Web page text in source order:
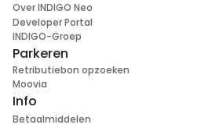
Over INDIGO Neo
Developer Portal
INDIGO-Groep
Parkeren
Retributiebon opzoeken
Moovia
Info
Betaalmiddelen